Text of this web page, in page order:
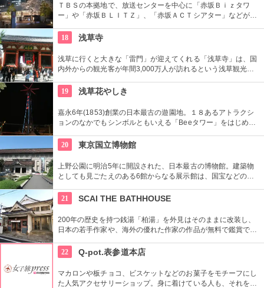
ＴＢＳの本拠地で、放送センターを中心に「赤坂Ｂｉｚタワ
ー」や「赤坂ＢＬＩＴＺ」、「赤坂ＡＣＴシアター」などが揃
18
浅草寺
浅草に行くと大きな「雷門」が迎えてくれる「浅草寺」は、国
内外からの観光客が年間3,000万人が訪れるという浅草観光一
都内最古の名刹です。
19 浅草花やしき
嘉永6年(1853)創業の日本最古の遊園地。１８あるアトラクシ
ョンのなかでもシンボルともいえる「Beeタワー」をはじめ、
が揃う。
20 東京国立博物館
上野公園に明治5年に開設された、日本最古の博物館。建築物
としても見ごたえのある6館からなる展示館は、国宝などの歴
す。オリジナルグッズを販売するミュージアムショップや食事
もできるカフェなども併設されています。
21 SCAI THE BATHHOUSE
200年の歴史を持つ銭湯「柏湯」を外見はそのままに改装し、
日本の若手作家や、海外の優れた作家の作品が無料で鑑賞でき
22
Q-pot.表参道本店
マカロンや板チョコ、ビスケットなどのお菓子をモチーフにし
た人気アクセサリーショップ。身に着けている人も、それを見